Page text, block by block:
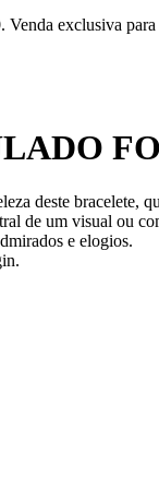
exclusiva para
deste bracelete,
de um visual ou
e elogios.